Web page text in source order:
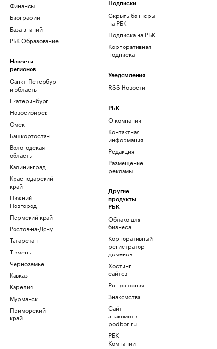
Финансы
Биографии
База знаний
РБК Образование
Новости
регионов
Санкт-Петербург
и область
Екатеринбург
Новосибирск
Омск
Башкортостан
Вологодская
область
Калининград
Краснодарский
край
Нижний
Новгород
Пермский край
Ростов-на-Дону
Татарстан
Тюмень
Черноземье
Кавказ
Карелия
Мурманск
Приморский
край
Подписки
Скрыть баннеры
на РБК
Подписка на РБК
Корпоративная
подписка
Уведомления
RSS Новости
РБК
О компании
Контактная
информация
Редакция
Размещение
рекламы
Другие
продукты
РБК
Облако для
бизнеса
Корпоративный
регистратор
доменов
Хостинг
сайтов
Рег.решения
Знакомства
Сайт
знакомств
podbor.ru
РБК
Компании